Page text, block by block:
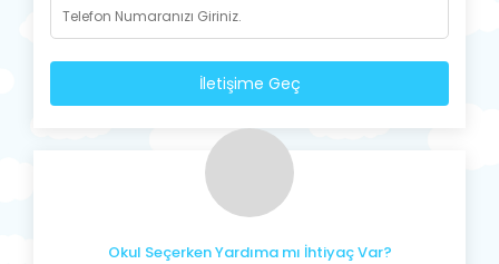
İletişime Geç
Okul Seçerken Yardıma mı İhtiyaç Var?